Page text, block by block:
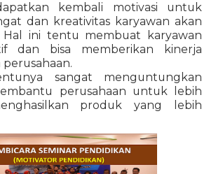
kembali motivasi untuk
dan kreativitas karyawan akan
ini tentu membuat karyawan
dan bisa memberikan kinerja
sangat menguntungkan
perusahaan untuk lebih
produk yang lebih